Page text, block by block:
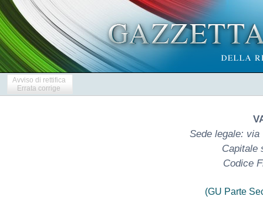
Avviso di rettifica
Errata corrige
Sede legale: via
Capitale
Codice
(GU Parte